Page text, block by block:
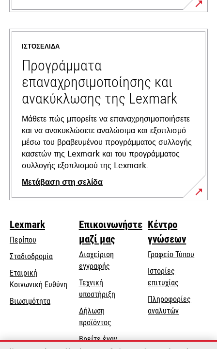
opens
in
new
tab
ΙΣΤΟΣΕΛΊΔΑ
Προγράμματα
επαναχρησιμοποίησης και
ανακύκλωσης της Lexmark
Μάθετε πώς μπορείτε να επαναχρησιμοποιήσετε
και να ανακυκλώσετε αναλώσιμα και εξοπλισμό
μέσω του βραβευμένου προγράμματος συλλογής
κασετών της Lexmark και του προγράμματος
συλλογής εξοπλισμού της Lexmark.
Μετάβαση στη σελίδα
Lexmark
Περίπου
Σταδιοδρομία
Εταιρική
Κοινωνική Ευθύνη opens
new
Βιωσιμότητα
Επικοινωνήστε
μαζί μας
Διαχείριση
εγγραφής
Τεχνική
υποστήριξηopens
tab
Δήλωση
προϊόντος
Βρείτε έναν
Κέντρο
γνώσεων
Γραφείο Τύπου
Ιστορίες
επιτυχίας
Πληροφορίες
αναλυτών